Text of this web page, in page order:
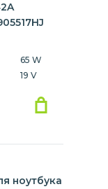
65 W
19 V
ноутбука